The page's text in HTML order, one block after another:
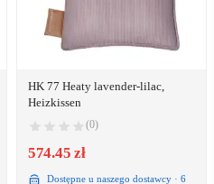
HK 77 Heaty lavender-lilac,
Heizkissen
(0)
574.45 zł
Dostępne u naszego dostawcy · 6